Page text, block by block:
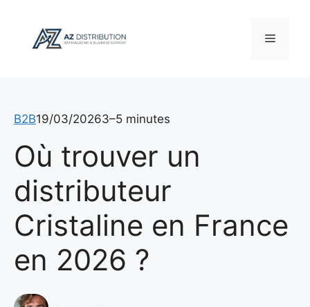
contenu
Menu
B2B19/03/20263–5 minutes
Où trouver un
distributeur
Cristaline en France
en 2026 ?